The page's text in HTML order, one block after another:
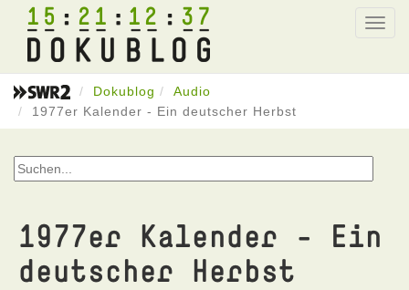
15 21 12 37
Dokublog
Audio
1977er Kalender - Ein deutscher Herbst
1977er Kalender - Ein
deutscher Herbst